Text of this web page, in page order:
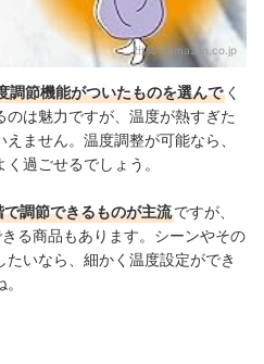
出典：amazon.co.jp
調節機能がついたものを選んで く
は魅力ですが、温度が熱すぎた
ません。温度調整が可能なら、
過ごせるでしょう。
調節できるものが主流ですが、
る商品もあります。シーンやその
いなら、細かく温度設定ができ